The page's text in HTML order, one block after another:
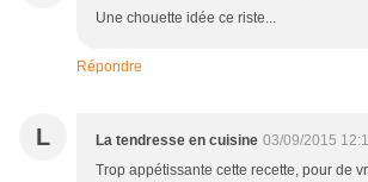
Une chouette idée ce riste...
Répondre
L La tendresse en cuisine 03/09/2015
Trop appétissante cette recette, pour de